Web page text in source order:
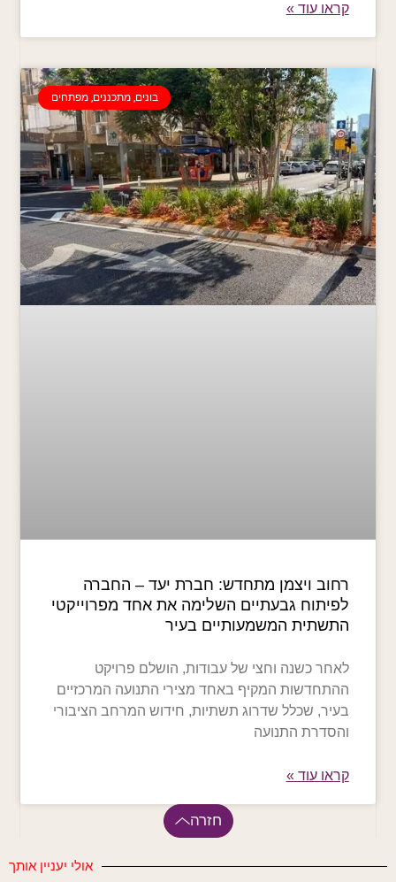
קראו עוד »
בונים, מתכננים, מפתחים
רחוב ויצמן מתחדש: חברת יעד – החברה
לפיתוח גבעתיים השלימה את אחד מפרוייקטי
התשתית המשמעותיים בעיר
לאחר כשנה וחצי של עבודות, הושלם פרויקט
ההתחדשות המקיף באחד מצירי התנועה המרכזיים
בעיר, שכלל שדרוג תשתיות, חידוש המרחב הציבורי
והסדרת התנועה
קראו עוד »
חזרה
אולי יעניין אותך